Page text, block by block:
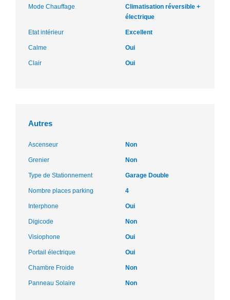
Mode Chauffage
Climatisation réversible +
électrique
Etat intérieur Excellent
Calme Oui
Clair Oui
Autres
Ascenseur Non
Grenier Non
Type de Stationnement Garage Double
Nombre places parking 4
Interphone Oui
Digicode Non
Visiophone Oui
Portail électrique Oui
Chambre Froide Non
Panneau Solaire Non